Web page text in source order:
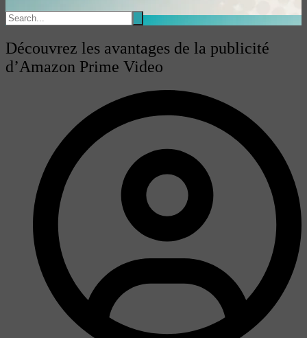
Découvrez les avantages de la publicité
d’Amazon Prime Video